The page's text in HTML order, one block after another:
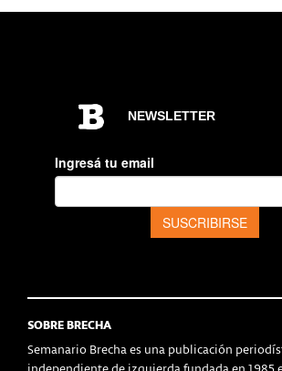
SOBRE BRECHA
Semanario Brecha es una publicación